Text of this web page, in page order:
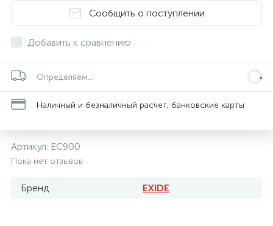
Сообщить о поступлении
Добавить к сравнению
Определяем...
Наличный и безналичный расчет, банковские карты
Артикул: EC900
Пока нет отзывов
Бренд EXIDE
Шины внедорожные